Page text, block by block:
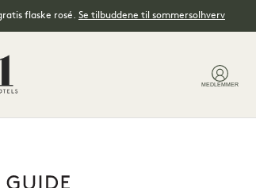
flaske rosé. Se tilbuddene til sommersolhverv
MEDLEMMER